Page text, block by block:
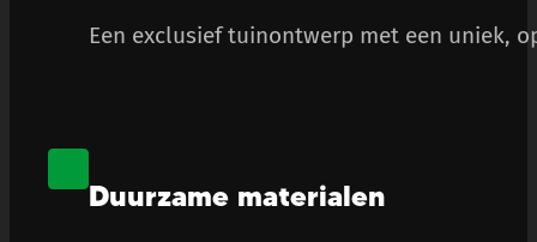
Een exclusief tuinontwerp met een uniek,
Duurzame materialen